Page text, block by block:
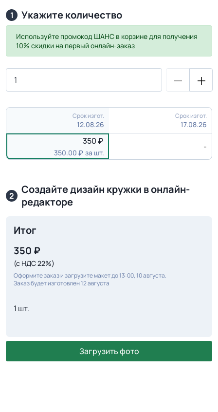
1 Укажите количество
Используйте промокод ШАНС в корзине для получения
10% скидки на первый онлайн-заказ
Срок изгот.
12.08.26
Срок изгот.
17.08.26
350
350.00 за шт.
-
2
Создайте дизайн кружки в онлайн-
редакторе
Итог
350 ₽
(с НДС 22%)
Оформите заказ и загрузите макет до 13:00, 10 августа.
Заказ будет изготовлен 12 августа
1 шт.
Загрузить фото